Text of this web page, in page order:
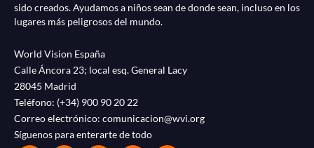
sido creados. Ayudamos a niños sean de donde sean, incluso en los
lugares más peligrosos del mundo.
World Vision España
Calle Áncora 23; local esq. General Lacy
28045 Madrid
Teléfono: (+34) 900 90 20 22
Correo electrónico: comunicacion@wvi.org
Síguenos para enterarte de todo